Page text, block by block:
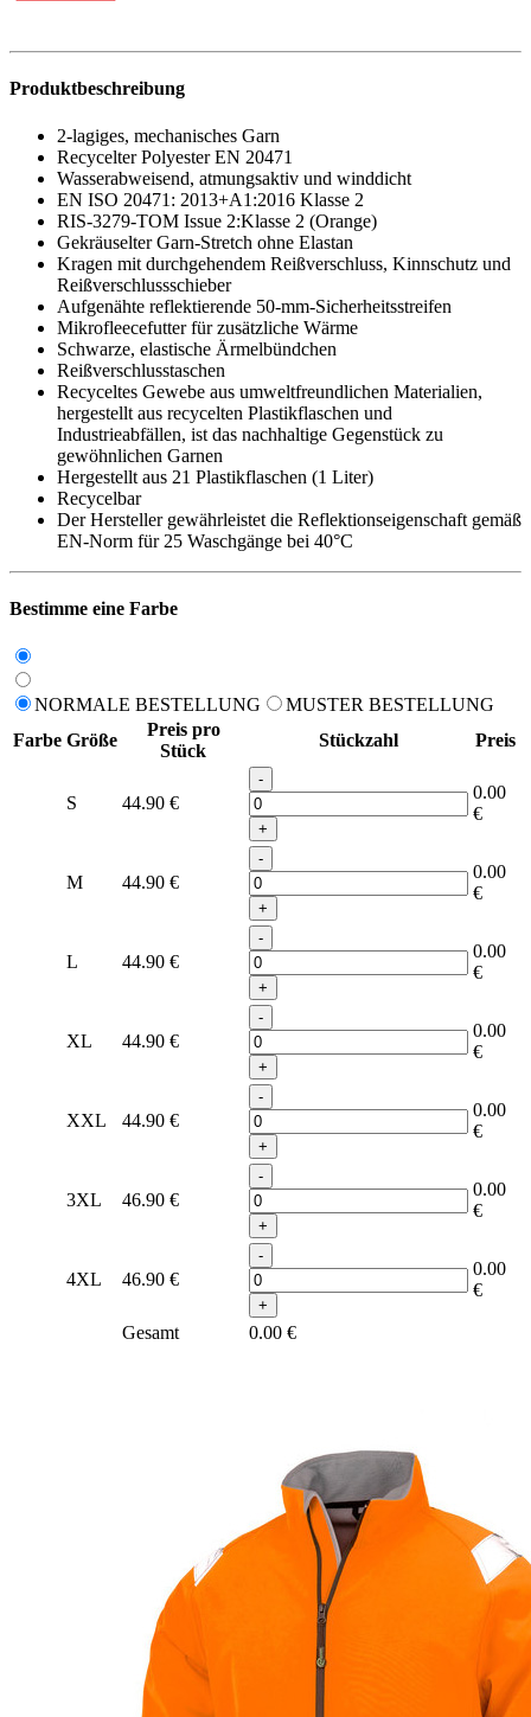
Produktbeschreibung
2-lagiges, mechanisches Garn
Recycelter Polyester EN 20471
Wasserabweisend, atmungsaktiv und winddicht
EN ISO 20471: 2013+A1:2016 Klasse 2
RIS-3279-TOM Issue 2:Klasse 2 (Orange)
Gekräuselter Garn-Stretch ohne Elastan
Kragen mit durchgehendem Reißverschluss, Kinnschutz und
Reißverschlussschieber
Aufgenähte reflektierende 50-mm-Sicherheitsstreifen
Mikrofleecefutter für zusätzliche Wärme
Schwarze, elastische Ärmelbündchen
Reißverschlusstaschen
Recyceltes Gewebe aus umweltfreundlichen Materialien,
hergestellt aus recycelten Plastikflaschen und
Industrieabfällen, ist das nachhaltige Gegenstück zu
gewöhnlichen Garnen
Hergestellt aus 21 Plastikflaschen (1 Liter)
Recycelbar
Der Hersteller gewährleistet die Reflektionseigenschaft gemäß
EN-Norm für 25 Waschgänge bei 40°C
Bestimme eine Farbe
NORMALE BESTELLUNG
MUSTER BESTELLUNG
Farbe Größe
Preis pro
Stück
Stückzahl Preis
S 44.90 €
-
+
0.00
€
M 44.90 €
-
+
0.00
€
L 44.90 €
-
+
0.00
€
XL 44.90 €
-
+
0.00
€
XXL 44.90 €
-
+
0.00
€
3XL 46.90 €
-
+
0.00
€
4XL 46.90 €
-
+
0.00
€
Gesamt 0.00 €